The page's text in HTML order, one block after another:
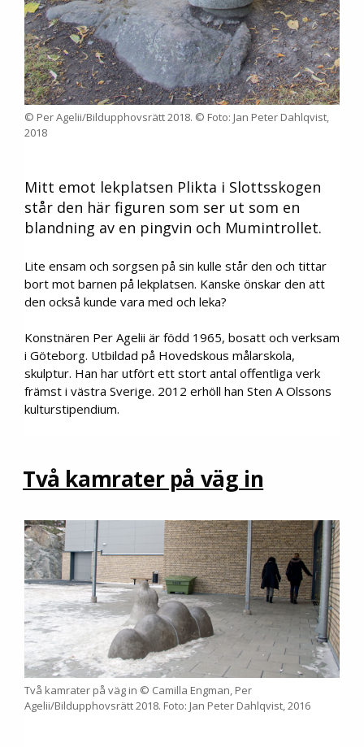
© Per Agelii/Bildupphovsrätt 2018. © Foto: Jan Peter Dahlqvist,
2018
Mitt emot lekplatsen Plikta i Slottsskogen
står den här figuren som ser ut som en
blandning av en pingvin och Mumintrollet.
Lite ensam och sorgsen på sin kulle står den och tittar
bort mot barnen på lekplatsen. Kanske önskar den att
den också kunde vara med och leka?
Konstnären Per Agelii är född 1965, bosatt och verksam
i Göteborg. Utbildad på Hovedskous målarskola,
skulptur. Han har utfört ett stort antal offentliga verk
främst i västra Sverige. 2012 erhöll han Sten A Olssons
kulturstipendium.
Två kamrater på väg in
Två kamrater på väg in © Camilla Engman, Per
Agelii/Bildupphovsrätt 2018. Foto: Jan Peter Dahlqvist, 2016